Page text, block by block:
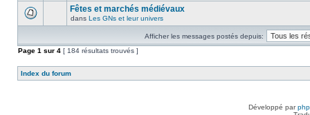
Fêtes et marchés médiévaux
dans Les GNs et leur univers
Afficher les messages postés depuis:
Page 1 sur 4 [ 184 résultats trouvés ]
Index du forum
Développé par